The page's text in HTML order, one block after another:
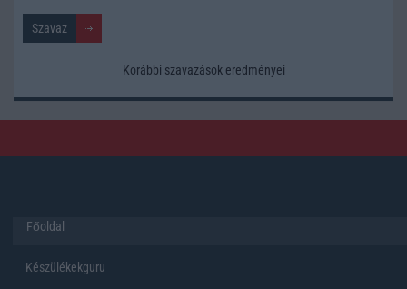
Korábbi szavazások eredményei
Főoldal
Készülékekguru